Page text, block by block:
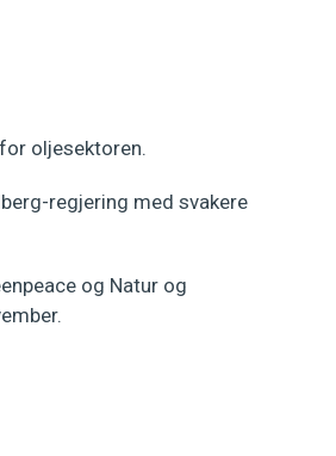
oljesektoren.
regjering med svakere
og Natur og